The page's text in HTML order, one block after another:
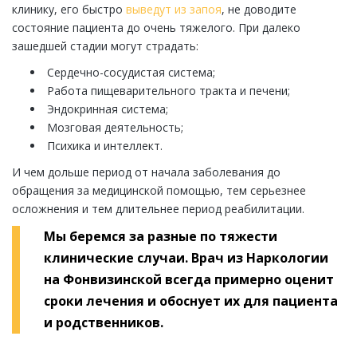
клинику, его быстро выведут из запоя, не доводите
состояние пациента до очень тяжелого. При далеко
зашедшей стадии могут страдать:
Сердечно-сосудистая система;
Работа пищеварительного тракта и печени;
Эндокринная система;
Мозговая деятельность;
Психика и интеллект.
И чем дольше период от начала заболевания до
обращения за медицинской помощью, тем серьезнее
осложнения и тем длительнее период реабилитации.
Мы беремся за разные по тяжести
клинические случаи. Врач из Наркологии
на Фонвизинской всегда примерно оценит
сроки лечения и обоснует их для пациента
и родственников.